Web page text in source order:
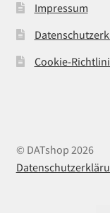
Impressum
Cookie-
© DATshop 2026